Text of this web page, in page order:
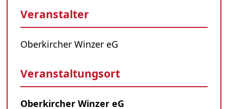
Veranstalter
Oberkircher Winzer eG
Veranstaltungsort
Oberkircher Winzer eG